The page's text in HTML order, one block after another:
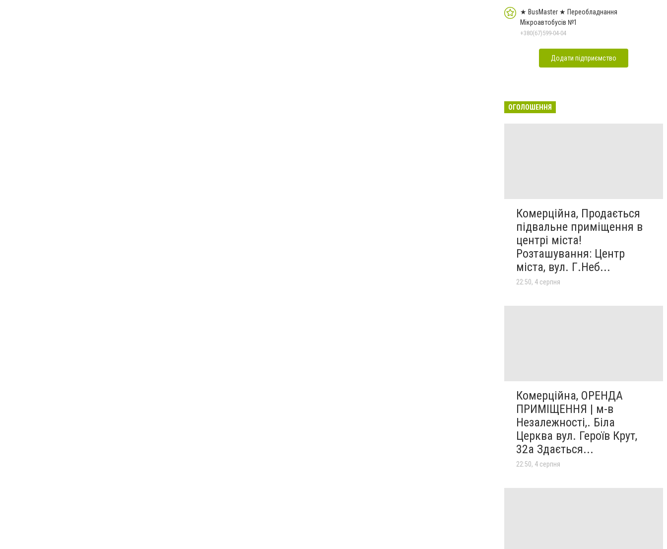
★ BusMaster ★ Переобладнання
Мікроавтобусів №1
+380(67)599-04-04
Додати підприємство
ОГОЛОШЕННЯ
Комерційна, Продається
підвальне приміщення в
центрі міста!
Розташування: Центр
міста, вул. Г.Неб...
22:50, 4 серпня
Комерційна, ОРЕНДА
ПРИМІЩЕННЯ | м-в
Незалежності,. Біла
Церква вул. Героїв Крут,
32а Здається...
22:50, 4 серпня